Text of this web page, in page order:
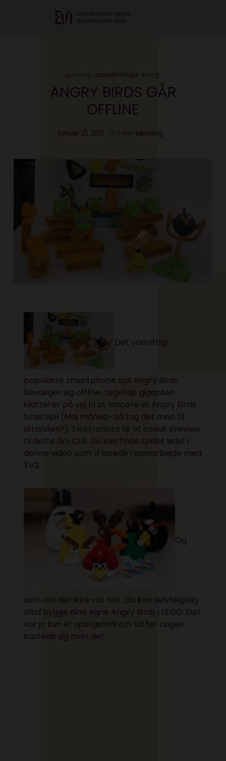
gaming appbefalinger living
ANGRY BIRDS GÅR
OFFLINE
januar 21, 2011 1 min læsning
Det vanvittigt
populære smartphone spil Angry Birds
bevæger sig offline. Legetøjs giganten
Mattel er på vej til at lancere et Angry Birds
brætspil (Maj måned- så tag det med til
stranden?). Elektronista fik et sneak preview
til dette års CES. Du kan finde spillet sidst i
denne video som vi lavede i samarbejde med
TV2.
Og
som om det ikke var nok. Du kan selvfølgelig
altid bygge dine egne Angry Birds i LEGO. Det
var jo kun et spørgsmål om tid før nogen
kastede sig over det.